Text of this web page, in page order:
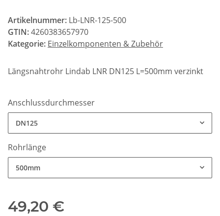
Artikelnummer: Lb-LNR-125-500
GTIN:4260383657970
Kategorie: Einzelkomponenten & Zubehör
Längsnahtrohr Lindab LNR DN125 L=500mm verzinkt
Anschlussdurchmesser
DN125
Rohrlänge
500mm
49,20 €